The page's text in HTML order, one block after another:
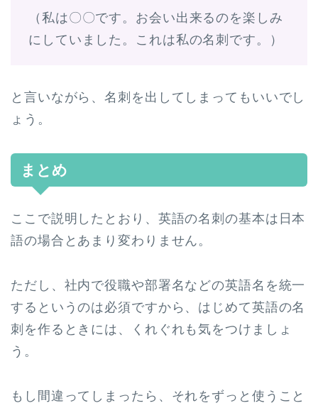
（私は〇〇です。お会い出来るのを楽しみ
にしていました。これは私の名刺です。）
と言いながら、名刺を出してしまってもいいでし
ょう。
まとめ
ここで説明したとおり、英語の名刺の基本は日本
語の場合とあまり変わりません。
ただし、社内で役職や部署名などの英語名を統一
するというのは必須ですから、はじめて英語の名
刺を作るときには、くれぐれも気をつけましょ
う。
もし間違ってしまったら、それをずっと使うこと